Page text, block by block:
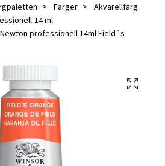
Färger
Akvarellfärg
14 ml
professionell 14ml Field´s